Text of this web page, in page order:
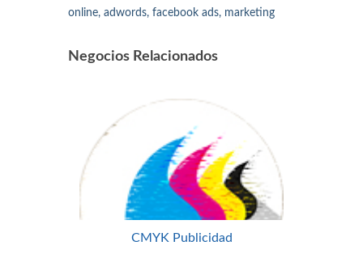
online, adwords, facebook ads, marketing
Negocios Relacionados
CMYK Publicidad